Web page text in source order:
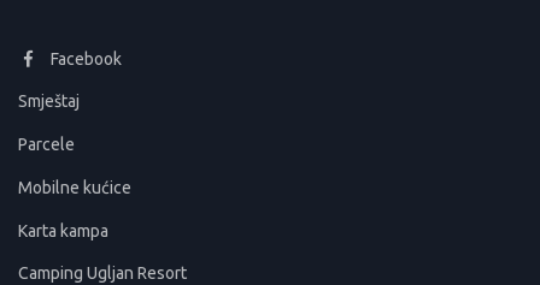
Facebook
Smještaj
Parcele
Mobilne kućice
Karta kampa
Camping Ugljan Resort